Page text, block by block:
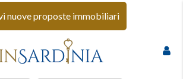
nuove proposte immobiliari